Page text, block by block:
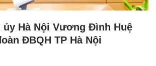
ủy Hà Nội Vương Đình Huệ
ĐBQH TP Hà Nội